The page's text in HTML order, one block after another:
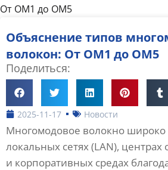
От OM1 до OM5
Объяснение типов
волокон: От OM1 до OM5
Поделиться:
2025-11-17 Новости
Многомодовое волокно широко
локальных сетях (LAN),
и корпоративных средах